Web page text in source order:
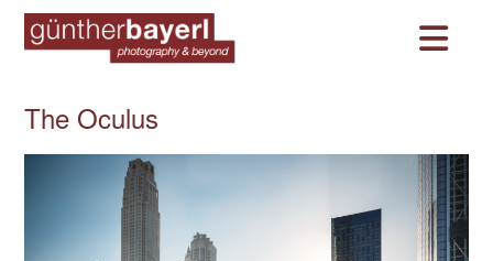
The Oculus